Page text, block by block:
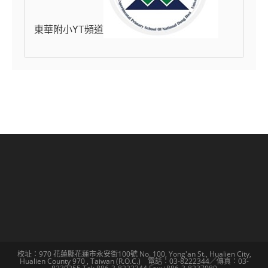
東華附小YT頻道
校址：970 花蓮縣花蓮市永安街100號 No. 100, Yong'an St., Hualien City,
Hualien County 970 , Taiwan (R.O.C.) 電話：03-8222344／傳真：03-